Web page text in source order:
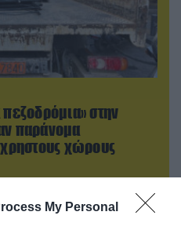
My Personal
στην
παράνομα
χώρους